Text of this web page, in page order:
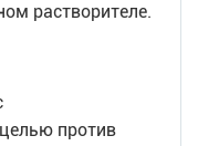
растворителе.
против